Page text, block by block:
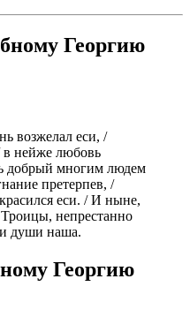
Георгию
возжелал еси, /
в нейже любовь
добрый многим людем
претерпев, /
еси. / И ныне,
непрестанно
души наша.
Георгию